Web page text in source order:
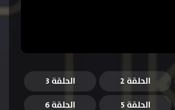
الحلقة 2
الحلقة 3
الحلقة 5 الحلقة 6